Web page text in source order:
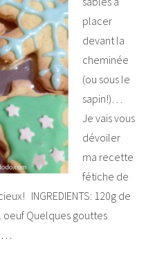
placer
devant la
cheminée
(ou sous le
sapin!)…
Je vais vous
dévoiler
ma recette
fétiche de
INGREDIENTS: 120g de
oeuf Quelques gouttes